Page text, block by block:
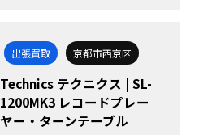
出張買取 京都市西京区
Technics テクニクス | SL-
1200MK3 レコードプレー
ヤー・ターンテーブル